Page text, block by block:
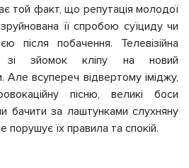
той факт, що репутація молодої
її спробою суїциду чи
після побачення. Телевізійна
зі зйомок кліпу на новий
Але всупереч відвертому іміджу,
пісню, великі боси
бачити за лаштунками слухняну
порушує їх правила та спокій.